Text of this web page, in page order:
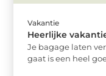
Vakantie
Heerlijke
Je bagage laten
gaat is een heel